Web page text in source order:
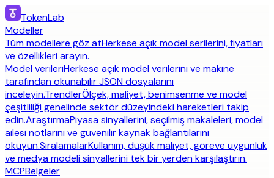
TokenLab
Modeller
Tüm modellere göz atHerkese açık model serilerini, fiyatları
ve özellikleri arayın.
Model verileriHerkese açık model verilerini ve makine
tarafından okunabilir JSON dosyalarını
inceleyin.TrendlerÖlçek, maliyet, benimsenme ve model
çeşitliliği genelinde sektör düzeyindeki hareketleri takip
edin.AraştırmaPiyasa sinyallerini, seçilmiş makaleleri, model
ailesi notlarını ve güvenilir kaynak bağlantılarını
okuyun.SıralamalarKullanım, düşük maliyet, göreve uygunluk
ve medya modeli sinyallerini tek bir yerden karşılaştırın.
MCPBelgeler